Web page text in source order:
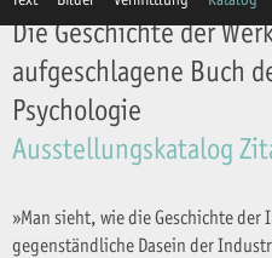
Die Geschichte der
aufgeschlagene Buch
Psychologie
Ausstellungskatalog
»Man sieht, wie die Geschichte
gegenständliche Dasein der